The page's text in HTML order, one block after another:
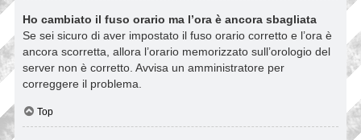
Ho cambiato il fuso orario ma l’ora è ancora sbagliata
Se sei sicuro di aver impostato il fuso orario corretto e l’ora è
ancora scorretta, allora l’orario memorizzato sull’orologio del
server non è corretto. Avvisa un amministratore per
correggere il problema.
Top